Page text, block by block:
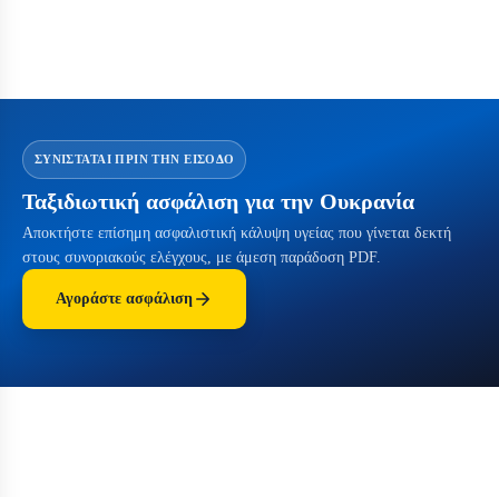
ΣΥΝΙΣΤΆΤΑΙ ΠΡΙΝ ΤΗΝ ΕΊΣΟΔΟ
Ταξιδιωτική ασφάλιση για την Ουκρανία
Αποκτήστε επίσημη ασφαλιστική κάλυψη υγείας που γίνεται δεκτή
στους συνοριακούς ελέγχους, με άμεση παράδοση PDF.
Αγοράστε ασφάλιση